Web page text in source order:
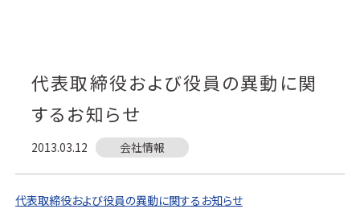
代表取締役および役員の異動に関
するお知らせ
2013.03.12 会社情報
代表取締役および役員の異動に関するお知らせ